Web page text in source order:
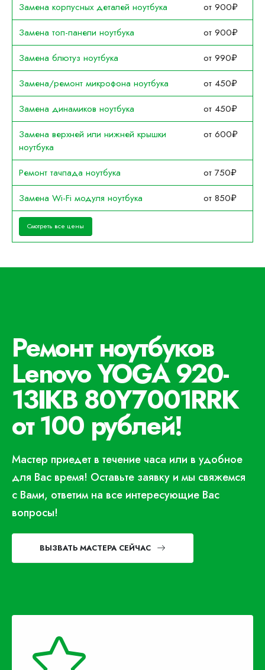
Замена корпусных деталей ноутбука
от 900₽
Замена топ-панели ноутбука
от 900₽
Замена блютуз ноутбука
от 990₽
Замена/ремонт микрофона ноутбука
от 450₽
Замена динамиков ноутбука
от 450₽
Замена верхней или нижней крышки
ноутбука
от 600₽
Ремонт тачпада ноутбука
от 750₽
Замена Wi-Fi модуля ноутбука
от 850₽
Смотреть все цены
Ремонт ноутбуков
Lenovo YOGA 920-
13IKB 80Y7001RRK
от 100 рублей!
Мастер приедет в течение часа или в удобное
для Вас время! Оставьте заявку и мы свяжемся
с Вами, ответим на все интересующие Вас
вопросы!
ВЫЗВАТЬ МАСТЕРА СЕЙЧАС